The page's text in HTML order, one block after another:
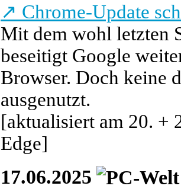
↗ Chrome-Update
Mit dem wohl letzten
beseitigt Google
Browser. Doch keine
ausgenutzt.
[aktualisiert am 20. +
Edge]
17.06.2025